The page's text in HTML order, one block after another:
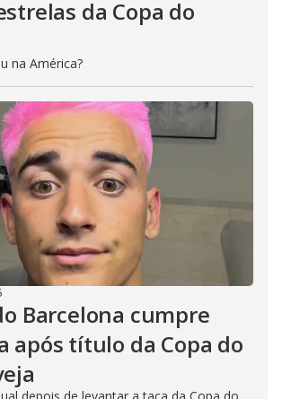
da Copa do
na América?
Barcelona cumpre
após título da Copa do